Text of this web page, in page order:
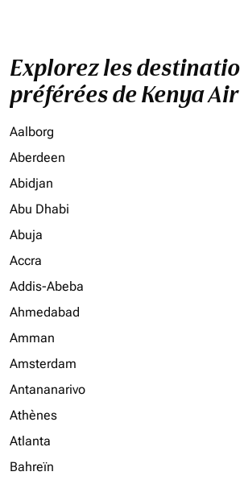
Explorez les
préférées de Kenya
Aalborg
Aberdeen
Abidjan
Abu Dhabi
Abuja
Accra
Addis-Abeba
Ahmedabad
Amman
Amsterdam
Antananarivo
Athènes
Atlanta
Bahreïn